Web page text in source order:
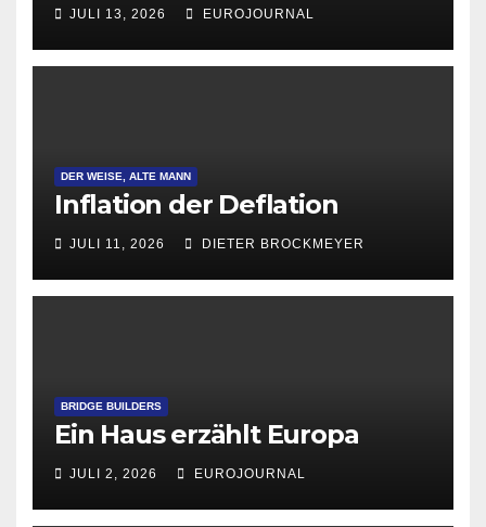
Gründungen
JULI 13, 2026 EUROJOURNAL
DER WEISE, ALTE MANN
Inflation der Deflation
JULI 11, 2026 DIETER BROCKMEYER
BRIDGE BUILDERS
Ein Haus erzählt Europa
JULI 2, 2026 EUROJOURNAL